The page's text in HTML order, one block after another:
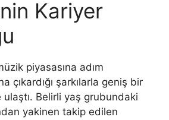
Kariyer
piyasasına adım
çıkardığı şarkılarla geniş bir
Belirli yaş grubundaki
yakinen takip edilen